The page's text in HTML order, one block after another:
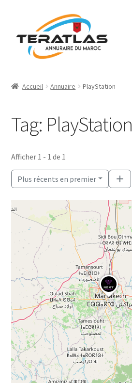
navigation
contenu
Annuaire
Mon compte
Accueil Annuaire PlayStation
Tag: PlayStation
Afficher 1 - 1 de 1
Plus récents en premier